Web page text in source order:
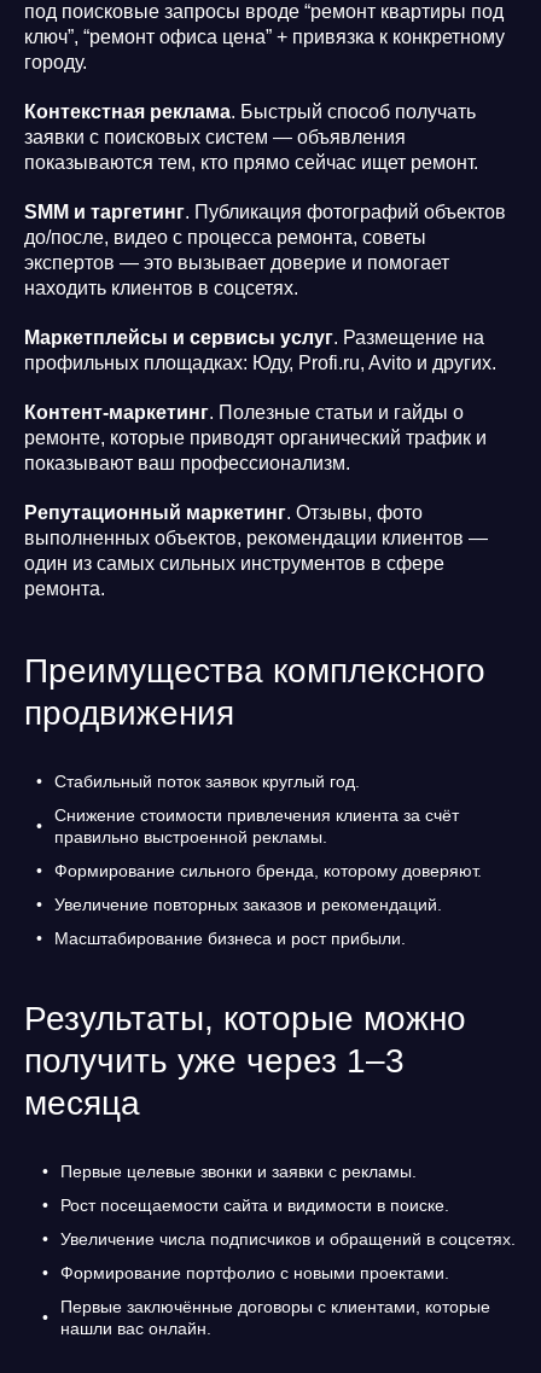
под поисковые запросы вроде “ремонт квартиры под
ключ”, “ремонт офиса цена” + привязка к конкретному
городу.
Контекстная реклама. Быстрый способ получать
заявки с поисковых систем — объявления
показываются тем, кто прямо сейчас ищет ремонт.
SMM и таргетинг. Публикация фотографий объектов
до/после, видео с процесса ремонта, советы
экспертов — это вызывает доверие и помогает
находить клиентов в соцсетях.
Маркетплейсы и сервисы услуг. Размещение на
профильных площадках: Юду, Profi.ru, Avito и других.
Контент-маркетинг. Полезные статьи и гайды о
ремонте, которые приводят органический трафик и
показывают ваш профессионализм.
Репутационный маркетинг. Отзывы, фото
выполненных объектов, рекомендации клиентов —
один из самых сильных инструментов в сфере
ремонта.
Преимущества комплексного
продвижения
Стабильный поток заявок круглый год.
Снижение стоимости привлечения клиента за счёт
правильно выстроенной рекламы.
Формирование сильного бренда, которому доверяют.
Увеличение повторных заказов и рекомендаций.
Масштабирование бизнеса и рост прибыли.
Результаты, которые можно
получить уже через 1–3
месяца
Первые целевые звонки и заявки с рекламы.
Рост посещаемости сайта и видимости в поиске.
Увеличение числа подписчиков и обращений в соцсетях.
Формирование портфолио с новыми проектами.
Первые заключённые договоры с клиентами, которые
нашли вас онлайн.